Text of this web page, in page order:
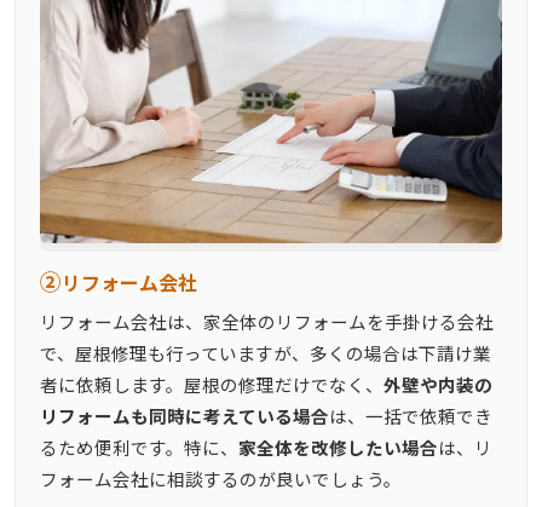
②リフォーム会社
リフォーム会社は、家全体のリフォームを手掛ける会社
で、屋根修理も行っていますが、多くの場合は下請け業
者に依頼します。屋根の修理だけでなく、 外壁や内装の
リフォームも同時に考えている場合は、一括で依頼でき
るため便利です。特に、 家全体を改修したい場合は、リ
フォーム会社に相談するのが良いでしょう。